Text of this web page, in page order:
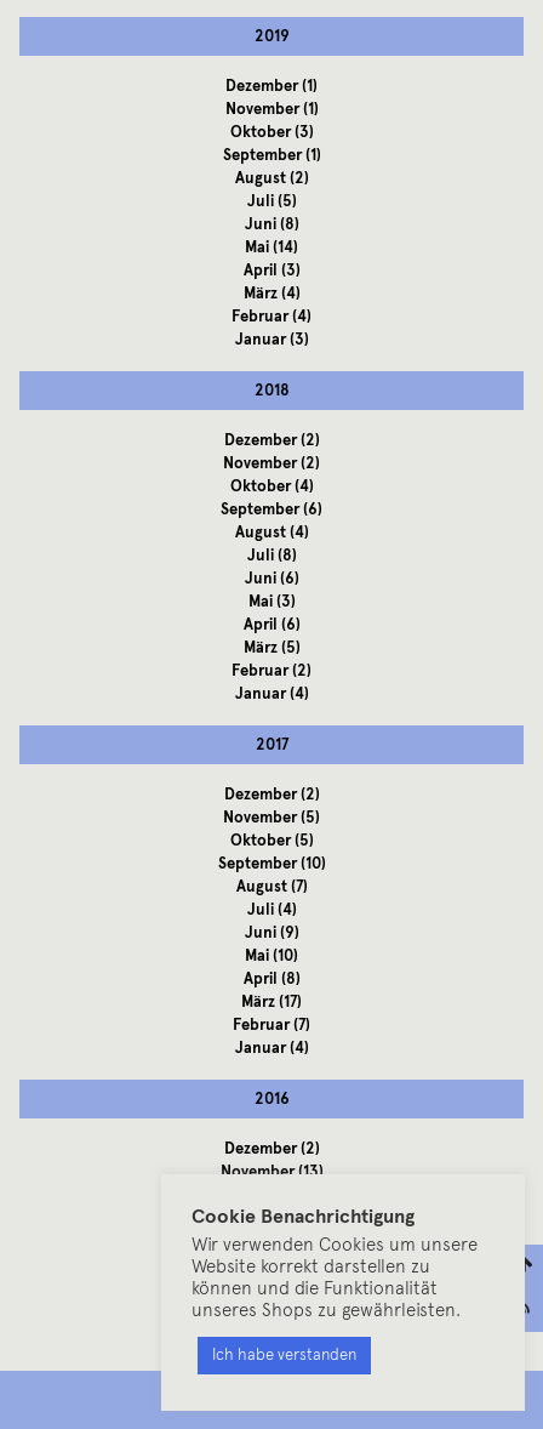
2019
Dezember(1)
November(1)
Oktober(3)
September(1)
August(2)
Juli(5)
Juni(8)
Mai(14)
April (3)
März(4)
Februar(4)
Januar(3)
2018
Dezember(2)
November(2)
Oktober(4)
September(6)
August(4)
Juli(8)
Juni(6)
Mai(3)
April (6)
März(5)
Februar(2)
Januar(4)
2017
Dezember(2)
November(5)
Oktober(5)
September(10)
August(7)
Juli(4)
Juni(9)
Mai(10)
April (8)
März(17)
Februar(7)
Januar(4)
2016
Dezember(2)
November(13)
September(3)
August(5)
Juli(2)
Juni(8)
Mai(7)
April(1)
März(8)
Februar(5)
Cookie Benachrichtigung
Wir verwenden Cookies um unsere
Website korrekt darstellen zu
können und die Funktionalität
unseres Shops zu gewährleisten.
Ich habe verstanden